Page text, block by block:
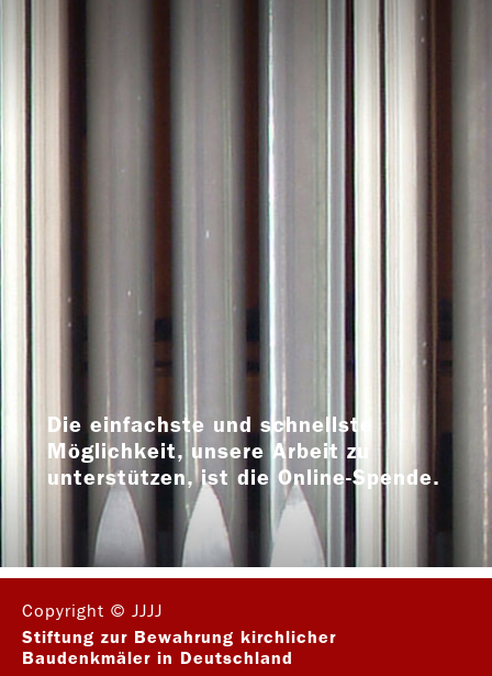
Die einfachste und schnellste
Möglichkeit, unsere Arbeit zu
unterstützen, ist die Online-Spende.
Copyright © JJJJ
Stiftung zur Bewahrung kirchlicher
Baudenkmäler in Deutschland